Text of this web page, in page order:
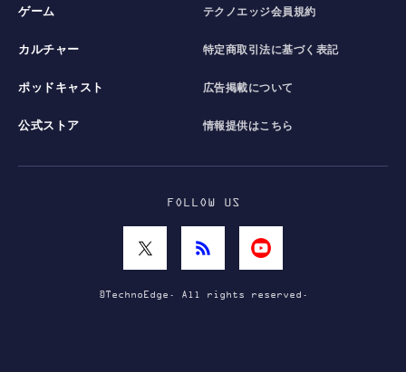
ゲーム
カルチャー
ポッドキャスト
公式ストア
テクノエッジ会員規約
特定商取引法に基づく表記
広告掲載について
情報提供はこちら
FOLLOW US
©TechnoEdge. All rights reserved.